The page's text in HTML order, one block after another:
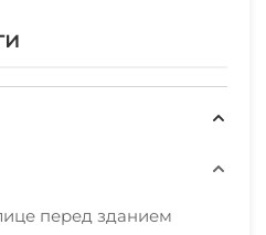
есть летняя веранда с
перед зданием